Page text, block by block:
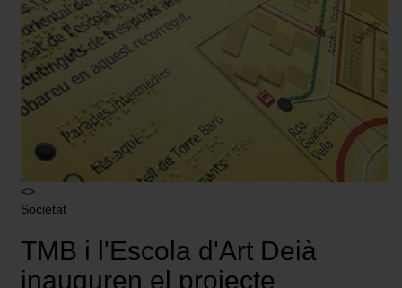
<>
Societat
TMB i l'Escola d'Art Deià
inauguren el projecte